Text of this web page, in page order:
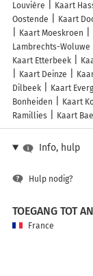
Louvière
Kaart
Oostende
Kaart
Kaart Moeskroen
Lambrechts-Woluwe
Kaart Etterbeek
Kaart Deinze
Dilbeek
Kaart
Bonheiden
Kaart
Ramillies
Kaart
Info, hulp
Hulp nodig?
TOEGANG TOT
France